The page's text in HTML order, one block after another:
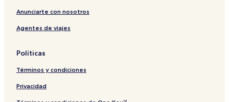
Anunciarte con nosotros
Agentes de viajes
Políticas
Términos y condiciones
Privacidad